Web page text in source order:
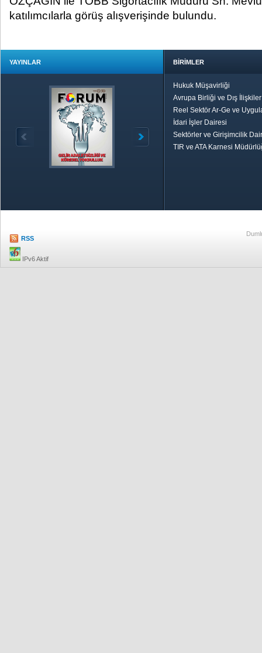
katılımcılarla görüş alışverişinde bulundu.
YAYINLAR BİRİMLER
Hukuk Müşavirliği
Avrupa Birliği ve Dış
Reel Sektör Ar-Ge ve
İdari İşler Dairesi
Sektörler ve Girişimcilik
TIR ve ATA Karnesi
RSS
IPv6 Aktif